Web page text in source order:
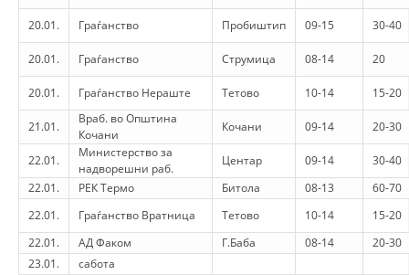
MARRDHËNJE ME PUBLIKUN
BASHKËPUNIM NDËRKOMBËTAR
MARRËVESHJE
PROJEKTE
SHËRBIMI PËR KËRKIM
VEPRIMTARI SHËNDETËSORE PREVENTIVE
20.01. Граѓанство Пробиштип 09-15 30-40
20.01. Граѓанство Струмица 08-14 20
20.01. Граѓанство Нераште Тетово 10-14 15-20
21.01.
Враб. во Општина
Кочани
Кочани 09-14 20-30
22.01.
Министерство за
надворешни раб.
Центар 09-14
30-40
22.01.
РЕК Термо Битола 08-13
60-70
22.01.
Граѓанство Вратница Тетово 10-14
15-20
22.01.
АД Факом Г.Баба 08-14
20-30
23.01.
сабота